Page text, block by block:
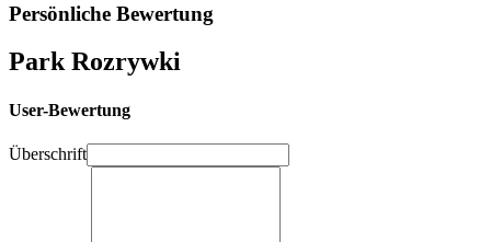
Persönliche Bewertung
Park Rozrywki
User-Bewertung
Überschrift